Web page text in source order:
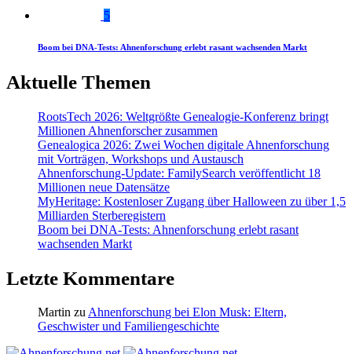
5
Boom bei DNA-Tests: Ahnenforschung erlebt rasant wachsenden Markt
Aktuelle Themen
RootsTech 2026: Weltgrößte Genealogie-Konferenz bringt
Millionen Ahnenforscher zusammen
Genealogica 2026: Zwei Wochen digitale Ahnenforschung
mit Vorträgen, Workshops und Austausch
Ahnenforschung-Update: FamilySearch veröffentlicht 18
Millionen neue Datensätze
MyHeritage: Kostenloser Zugang über Halloween zu über 1,5
Milliarden Sterberegistern
Boom bei DNA-Tests: Ahnenforschung erlebt rasant
wachsenden Markt
Letzte Kommentare
Martin zu Ahnenforschung bei Elon Musk: Eltern,
Geschwister und Familiengeschichte